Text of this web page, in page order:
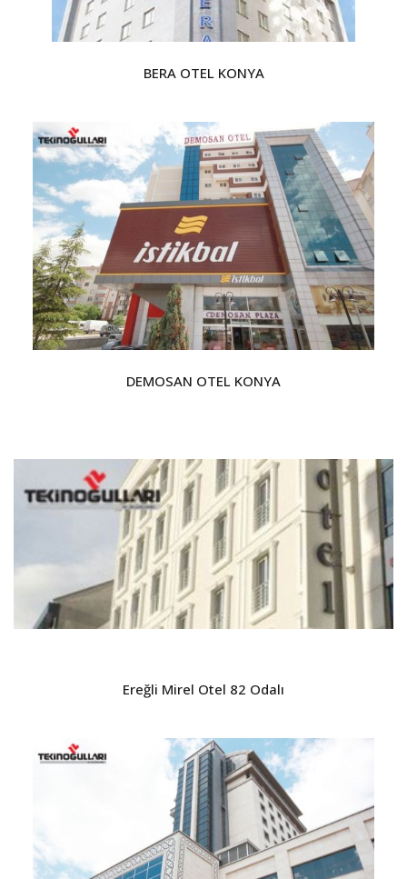
BERA OTEL KONYA
DEMOSAN OTEL KONYA
Ereğli Mirel Otel 82 Odalı